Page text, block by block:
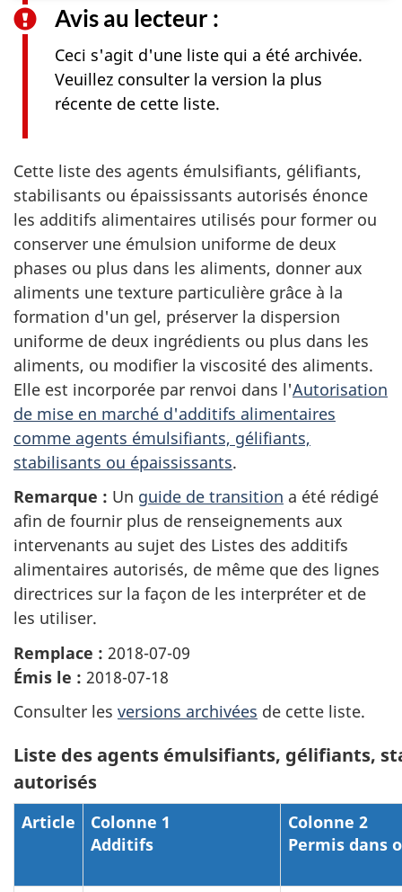
Avis au lecteur :
Ceci s'agit d'une liste qui a été archivée.
Veuillez consulter la version la plus
récente de cette liste.
Cette liste des agents émulsifiants, gélifiants,
stabilisants ou épaississants autorisés énonce
les additifs alimentaires utilisés pour former ou
conserver une émulsion uniforme de deux
phases ou plus dans les aliments, donner aux
aliments une texture particulière grâce à la
formation d'un gel, préserver la dispersion
uniforme de deux ingrédients ou plus dans les
aliments, ou modifier la viscosité des aliments.
Elle est incorporée par renvoi dans l'Autorisation
de mise en marché d'additifs alimentaires
comme agents émulsifiants, gélifiants,
stabilisants ou épaississants.
Remarque : Un guide de transition a été rédigé
afin de fournir plus de renseignements aux
intervenants au sujet des Listes des additifs
alimentaires autorisés, de même que des lignes
directrices sur la façon de les interpréter et de
les utiliser.
Remplace : 2018-07-09
Émis le : 2018-07-18
Consulter les versions archivées de cette liste.
Liste des agents émulsifiants, gélifiants,
autorisés
Article
Colonne 1
Additifs
Colonne 2
Permis dans